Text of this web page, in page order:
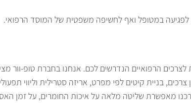
לפגיעה במטופל ואף לחשיפה משפטית של המוסד הרפואי.
הרפואיים הנדרשים לכם. אנחנו בחברת טופ-וור
בניית קיטים לפי מפרט, אריזה סטרילית וליווי
מאפשרת שליטה מלאה על איכות החומרים, על זמן